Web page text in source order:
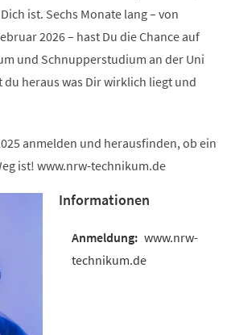
ist. Sechs Monate lang – von
2026 – hast Du die Chance auf
und Schnupperstudium an der Uni
du heraus was Dir wirklich liegt und
anmelden und herausfinden, ob ein
ist! www.nrw-technikum.de
Informationen
www.nrw-
technikum.de